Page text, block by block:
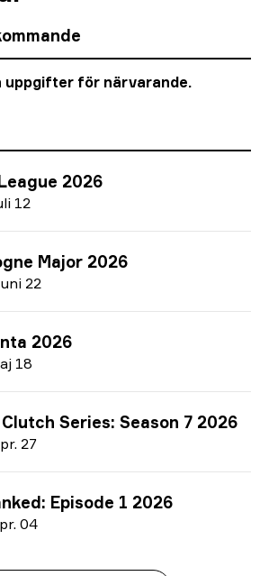
uppgifter för närvarande.
2026
12
Major 2026
uni 22
2026
aj 18
Clutch Series: Season 7 2026
pr. 27
Episode 1 2026
pr. 04